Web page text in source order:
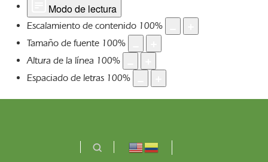
Modo de lectura
Escalamiento de contenido 100%
Tamaño de fuente 100%
Altura de la línea 100%
Espaciado de letras 100%